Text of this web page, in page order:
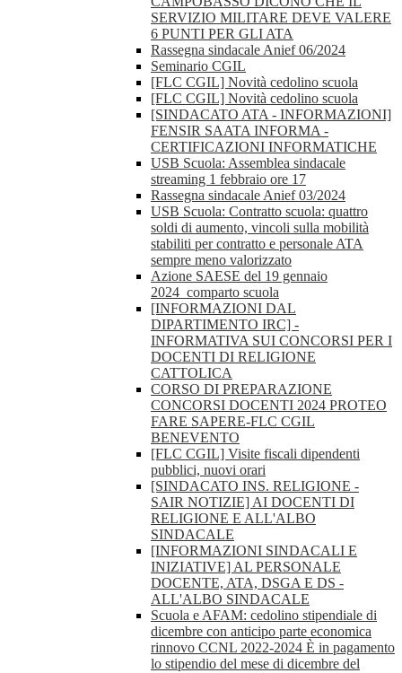
SERVIZIO MILITARE DEVE VALERE
6 PUNTI PER GLI ATA
Rassegna sindacale Anief 06/2024
Seminario CGIL
[FLC CGIL] Novità cedolino scuola
[FLC CGIL] Novità cedolino scuola
[SINDACATO ATA - INFORMAZIONI]
FENSIR SAATA INFORMA -
CERTIFICAZIONI INFORMATICHE
USB Scuola: Assemblea sindacale
streaming 1 febbraio ore 17
Rassegna sindacale Anief 03/2024
USB Scuola: Contratto scuola: quattro
soldi di aumento, vincoli sulla mobilità
stabiliti per contratto e personale ATA
sempre meno valorizzato
Azione SAESE del 19 gennaio
2024_comparto scuola
[INFORMAZIONI DAL
DIPARTIMENTO IRC] -
INFORMATIVA SUI CONCORSI PER I
DOCENTI DI RELIGIONE
CATTOLICA
CORSO DI PREPARAZIONE
CONCORSI DOCENTI 2024 PROTEO
FARE SAPERE-FLC CGIL
BENEVENTO
[FLC CGIL] Visite fiscali dipendenti
pubblici, nuovi orari
[SINDACATO INS. RELIGIONE -
SAIR NOTIZIE] AI DOCENTI DI
RELIGIONE E ALL'ALBO
SINDACALE
[INFORMAZIONI SINDACALI E
INIZIATIVE] AL PERSONALE
DOCENTE, ATA, DSGA E DS -
ALL'ALBO SINDACALE
Scuola e AFAM: cedolino stipendiale di
dicembre con anticipo parte economica
rinnovo CCNL 2022-2024 È in pagamento
lo stipendio del mese di dicembre del